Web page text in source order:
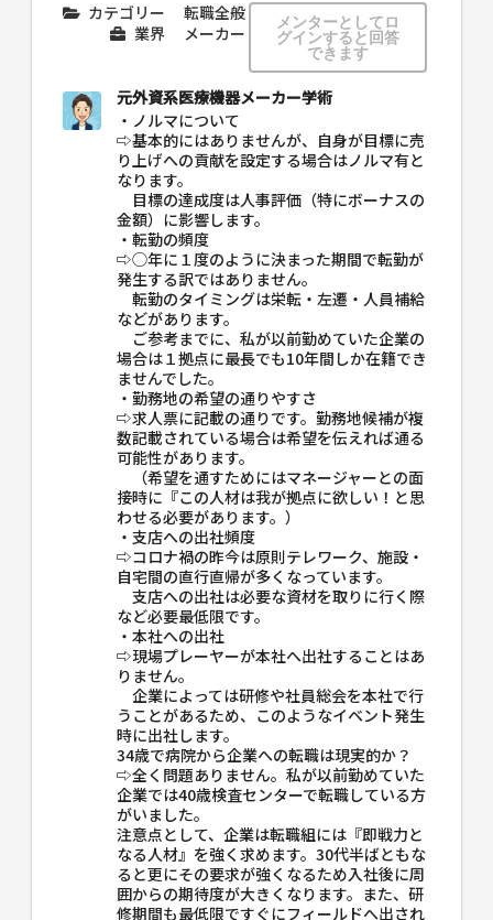
カテゴリー
転職全般
業界
メーカー
メンターとしてロ
グインすると回答
できます
元外資系医療機器メーカー学術
・ノルマについて
⇨基本的にはありませんが、自身が目標に売
り上げへの貢献を設定する場合はノルマ有と
なります。
目標の達成度は人事評価（特にボーナスの
金額）に影響します。
・転勤の頻度
⇨◯年に１度のように決まった期間で転勤が
発生する訳ではありません。
転勤のタイミングは栄転・左遷・人員補給
などがあります。
ご参考までに、私が以前勤めていた企業の
場合は１拠点に最長でも10年間しか在籍でき
ませんでした。
・勤務地の希望の通りやすさ
⇨求人票に記載の通りです。勤務地候補が複
数記載されている場合は希望を伝えれば通る
可能性があります。
（希望を通すためにはマネージャーとの面
接時に『この人材は我が拠点に欲しい！と思
わせる必要があります。）
・支店への出社頻度
⇨コロナ禍の昨今は原則テレワーク、施設・
自宅間の直行直帰が多くなっています。
支店への出社は必要な資材を取りに行く際
など必要最低限です。
・本社への出社
⇨現場プレーヤーが本社へ出社することはあ
りません。
企業によっては研修や社員総会を本社で行
うことがあるため、このようなイベント発生
時に出社します。
34歳で病院から企業への転職は現実的か？
⇨全く問題ありません。私が以前勤めていた
企業では40歳検査センターで転職している方
がいました。
注意点として、企業は転職組には『即戦力と
なる人材』を強く求めます。30代半ばともな
ると更にその要求が強くなるため入社後に周
囲からの期待度が大きくなります。また、研
修期間も最低限ですぐにフィールドへ出され